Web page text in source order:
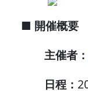
■ 開催概要
主催者：
日程：